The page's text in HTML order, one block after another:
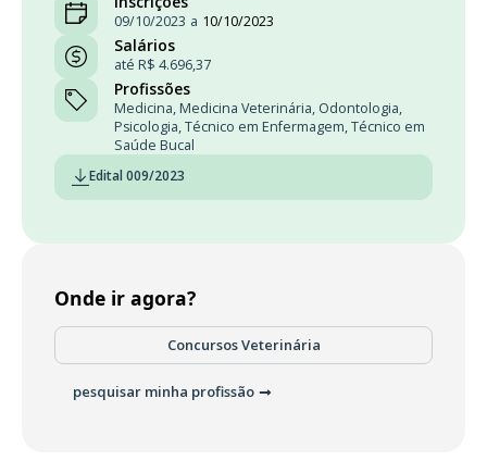
09/10/2023 a 10/10/2023
Salários
até R$ 4.696,37
Profissões
Medicina, Medicina Veterinária, Odontologia,
Psicologia,Técnico em Enfermagem,Técnico em
Saúde Bucal
Edital 009/2023
Onde ir agora?
Concursos Veterinária
pesquisar minha profissão